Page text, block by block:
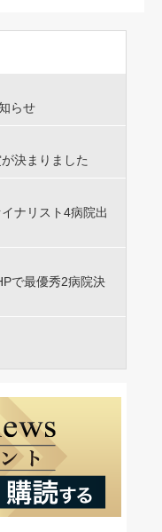
らせ
決まりました
ナリスト4病院出
で最優秀2病院決